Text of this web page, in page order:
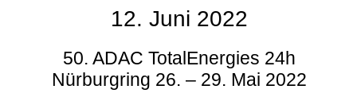
12. Juni 2022
50. ADAC TotalEnergies 24h
Nürburgring 26. – 29. Mai 2022